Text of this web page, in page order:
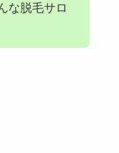
な脱毛サロ